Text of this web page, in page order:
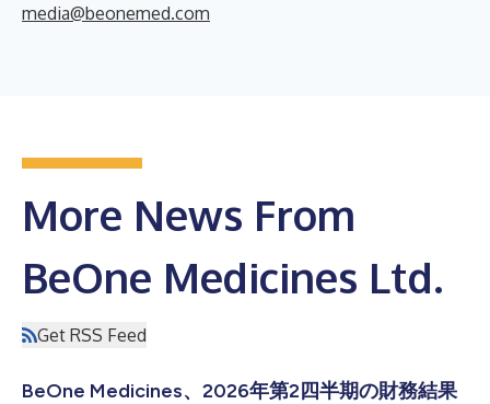
media@beonemed.com
More News From
BeOne Medicines Ltd.
Get RSS Feed
BeOne Medicines、2026年第2四半期の財務結果